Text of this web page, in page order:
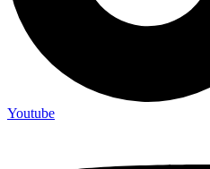
Youtube